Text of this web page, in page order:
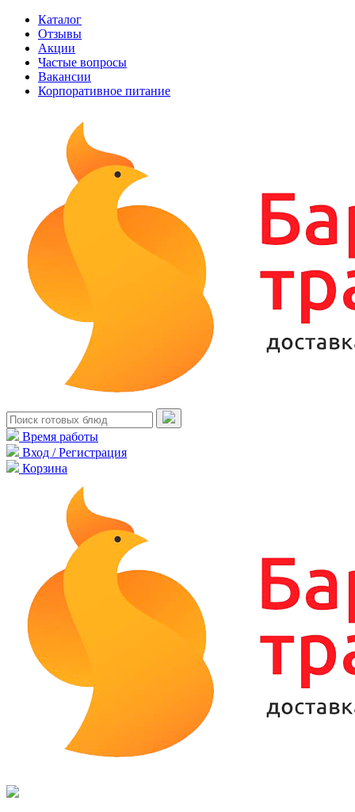
Каталог
Отзывы
Акции
Частые вопросы
Вакансии
Корпоративное питание
Время работы
Вход / Регистрация
Корзина